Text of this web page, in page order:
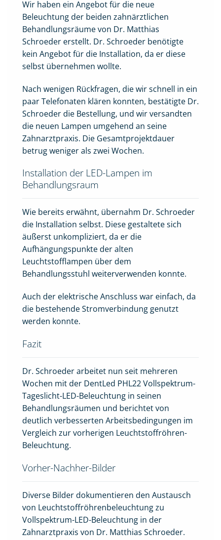
Wir haben ein Angebot für die neue
Beleuchtung der beiden zahnärztlichen
Behandlungsräume von Dr. Matthias
Schroeder erstellt. Dr. Schroeder benötigte
kein Angebot für die Installation, da er diese
selbst übernehmen wollte.
Nach wenigen Rückfragen, die wir schnell in ein
paar Telefonaten klären konnten, bestätigte Dr.
Schroeder die Bestellung, und wir versandten
die neuen Lampen umgehend an seine
Zahnarztpraxis. Die Gesamtprojektdauer
betrug weniger als zwei Wochen.
Installation der LED-Lampen im
Behandlungsraum
Wie bereits erwähnt, übernahm Dr. Schroeder
die Installation selbst. Diese gestaltete sich
äußerst unkompliziert, da er die
Aufhängungspunkte der alten
Leuchtstofflampen über dem
Behandlungsstuhl weiterverwenden konnte.
Auch der elektrische Anschluss war einfach, da
die bestehende Stromverbindung genutzt
werden konnte.
Fazit
Dr. Schroeder arbeitet nun seit mehreren
Wochen mit der DentLed PHL22 Vollspektrum-
Tageslicht-LED-Beleuchtung in seinen
Behandlungsräumen und berichtet von
deutlich verbesserten Arbeitsbedingungen im
Vergleich zur vorherigen Leuchtstoffröhren-
Beleuchtung.
Vorher-Nachher-Bilder
Diverse Bilder dokumentieren den Austausch
von Leuchtstoffröhrenbeleuchtung zu
Vollspektrum-LED-Beleuchtung in der
Zahnarztpraxis von Dr. Matthias Schroeder.